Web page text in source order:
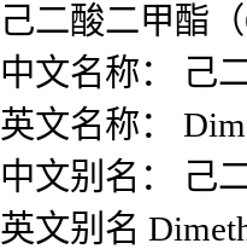
己二酸二甲酯（
中文名称： 己
英文名称：
中文别名： 己
英文别名